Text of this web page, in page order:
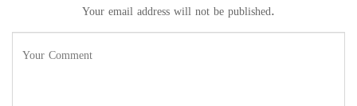
Your email address will not be published.